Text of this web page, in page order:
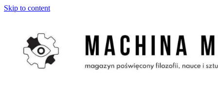
Skip to content